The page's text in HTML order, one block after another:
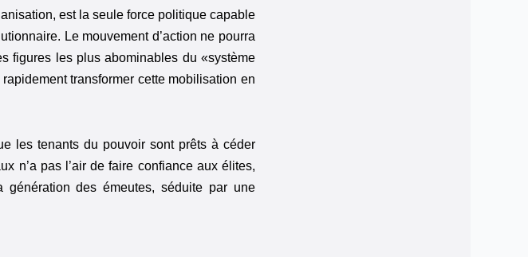
est la seule force politique capable
Le mouvement d’action ne pourra
figures les plus abominables du «système
transformer cette mobilisation en
les tenants du pouvoir sont prêts à céder
n’a pas l’air de faire confiance aux élites,
des émeutes, séduite par une